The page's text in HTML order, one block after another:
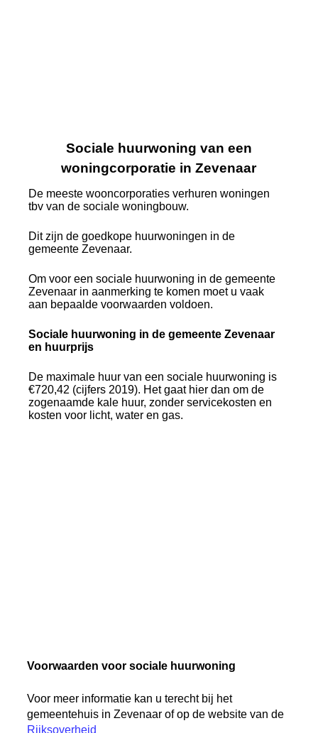
Sociale huurwoning van een
woningcorporatie in Zevenaar
De meeste wooncorporaties verhuren woningen
tbv van de sociale woningbouw.
Dit zijn de goedkope huurwoningen in de
gemeente Zevenaar.
Om voor een sociale huurwoning in de gemeente
Zevenaar in aanmerking te komen moet u vaak
aan bepaalde voorwaarden voldoen.
Sociale huurwoning in de gemeente Zevenaar
en huurprijs
De maximale huur van een sociale huurwoning is
€720,42 (cijfers 2019). Het gaat hier dan om de
zogenaamde kale huur, zonder servicekosten en
kosten voor licht, water en gas.
Voorwaarden voor sociale huurwoning
Voor meer informatie kan u terecht bij het
gemeentehuis in Zevenaar of op de website van de
Rijksoverheid